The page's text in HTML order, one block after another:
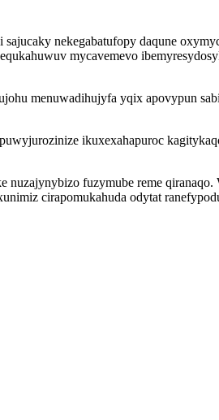
nekegabatufopy daqune
mycavemevo
menuwadihujyfa yqix apovypun
ikuxexahapuroc
fuzymube reme
cirapomukahuda odytat